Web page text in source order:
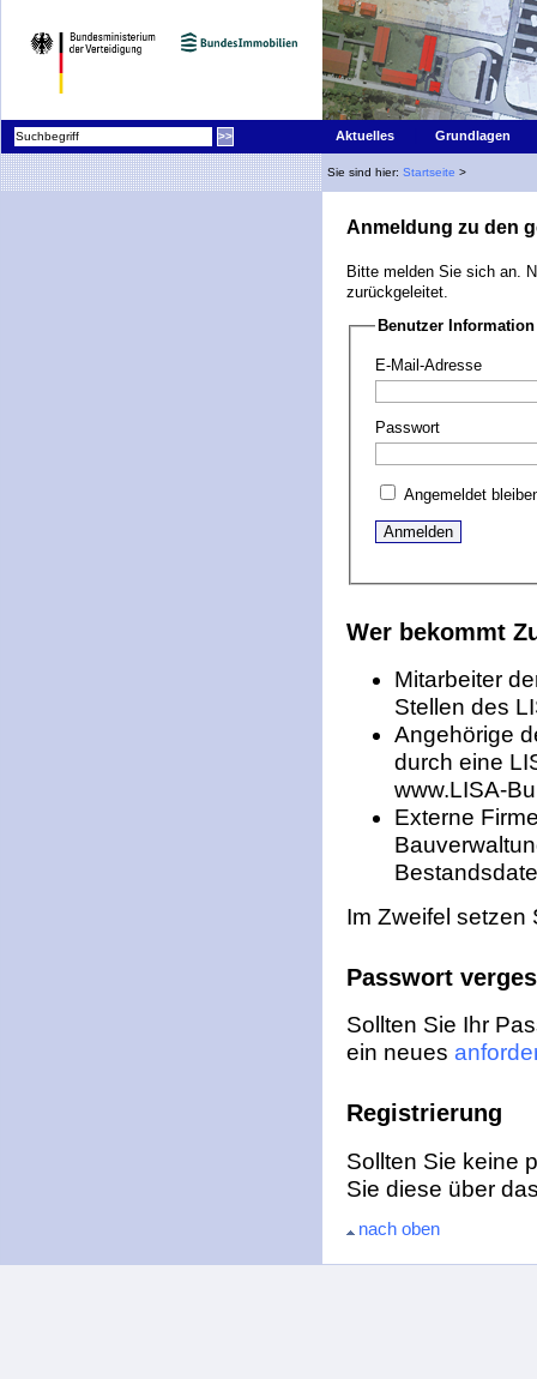
Aktuelles Grundlagen
Sie sind hier: Startseite >
Anmeldung zu den
Bitte melden Sie sich an.
zurückgeleitet.
Benutzer Information
E-Mail-Adresse
Passwort
Angemeldet
Wer bekommt
Mitarbeiter
Stellen des
Angehörige
durch eine
www.LISA-
Externe
Im Zweifel
Passwort
Sollten Sie Ihr
ein neues
Registrierung
Sollten Sie keine
Sie diese über
nach oben